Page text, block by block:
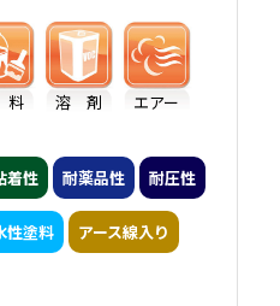
ースがぶよぶよに膨潤
シンナーでホース内
は促進されていまし
ていたものの、有機溶
探していました。
溶 剤 エアー
着性 耐薬品性 耐圧性
性塗料 アース線入り